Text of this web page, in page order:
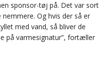
sponsor-tøj på. Det var sort
Og hvis der så er
med vand, så bliver de
på varmesignatur”, fortæller